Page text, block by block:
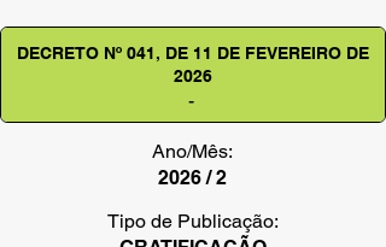
DECRETO Nº 041, DE 11 DE FEVEREIRO DE
2026
-
Ano/Mês:
2026 / 2
Tipo de Publicação: